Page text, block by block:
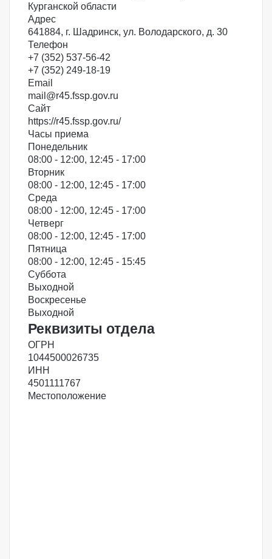
Курганской области
Адрес
641884, г. Шадринск, ул. Володарского, д. 30
Телефон
+7 (352) 537-56-42
+7 (352) 249-18-19
Email
mail@r45.fssp.gov.ru
Сайт
https://r45.fssp.gov.ru/
Часы приема
Понедельник
08:00 - 12:00, 12:45 - 17:00
Вторник
08:00 - 12:00, 12:45 - 17:00
Среда
08:00 - 12:00, 12:45 - 17:00
Четверг
08:00 - 12:00, 12:45 - 17:00
Пятница
08:00 - 12:00, 12:45 - 15:45
Суббота
Выходной
Воскресенье
Выходной
Реквизиты отдела
ОГРН
1044500026735
ИНН
4501111767
Местоположение